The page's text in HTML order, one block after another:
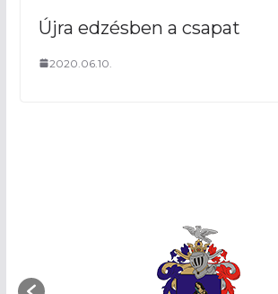
Újra edzésben a csapat
2020.06.10.